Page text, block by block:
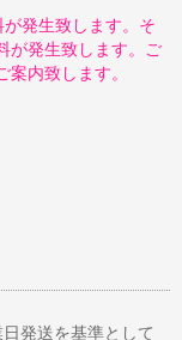
発生致します。そ
が発生致します。ご
内致します。
料
発送を基準として